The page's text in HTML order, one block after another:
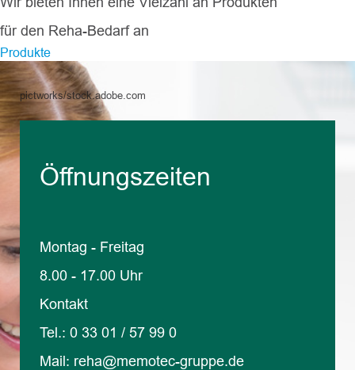
für den Reha-Bedarf an
Produkte
pictworks/stock.adobe.com
Öffnungszeiten
Montag - Freitag
8.00 - 17.00 Uhr
Kontakt
Tel.: 0 33 01 / 57 99 0
Mail: reha@memotec-gruppe.de